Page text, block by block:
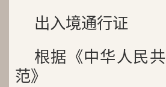
出入境通行证
根据《中华人民
范》